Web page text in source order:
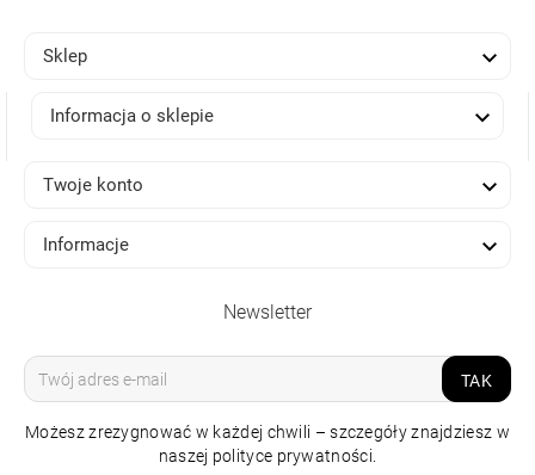
Sklep 
Informacja o sklepie 
Twoje konto 
Informacje 
Newsletter
TAK
Możesz zrezygnować w każdej chwili – szczegóły znajdziesz w
naszej polityce prywatności.